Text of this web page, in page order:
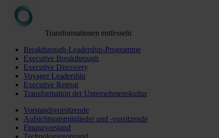
Transformationen entfesseln
Breakthrough-Leadership-Programme
Executive Breakthrough
Executive Discovery
Voyager Leadership
Executive Retreat
Transformation der Unternehmenskultur
Vorstandsvorsitzende
Aufsichtsratsmitglieder und -vorsitzende
Finanzvorstand
Technologievorstand